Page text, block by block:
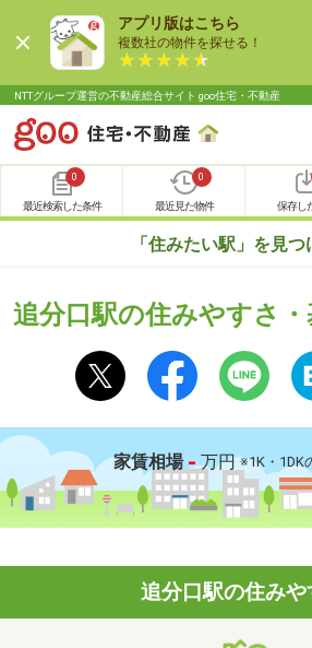
アプリ版はこちら
複数社の物件を探せる！
NTTグループ運営の不動産総合サイト goo住宅・不動産
0
最近検索した条件
0
最近見た物件 保存し
「住みたい駅」を見つ
追分口駅の住みやすさ・
家賃相場 - 万円 ※1K・1DK
追分口駅の住みや